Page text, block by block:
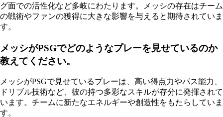
グ面での活性化など多岐にわたります。メッシの存在はチーム
の戦術やファンの獲得に大きな影響を与えると期待されていま
す。
メッシがPSGでどのようなプレーを見せているのか
教えてください。
メッシがPSGで見せているプレーは、高い得点力やパス能力、
ドリブル技術など、彼の持つ多彩なスキルが存分に発揮されて
います。チームに新たなエネルギーや創造性をもたらしていま
す。